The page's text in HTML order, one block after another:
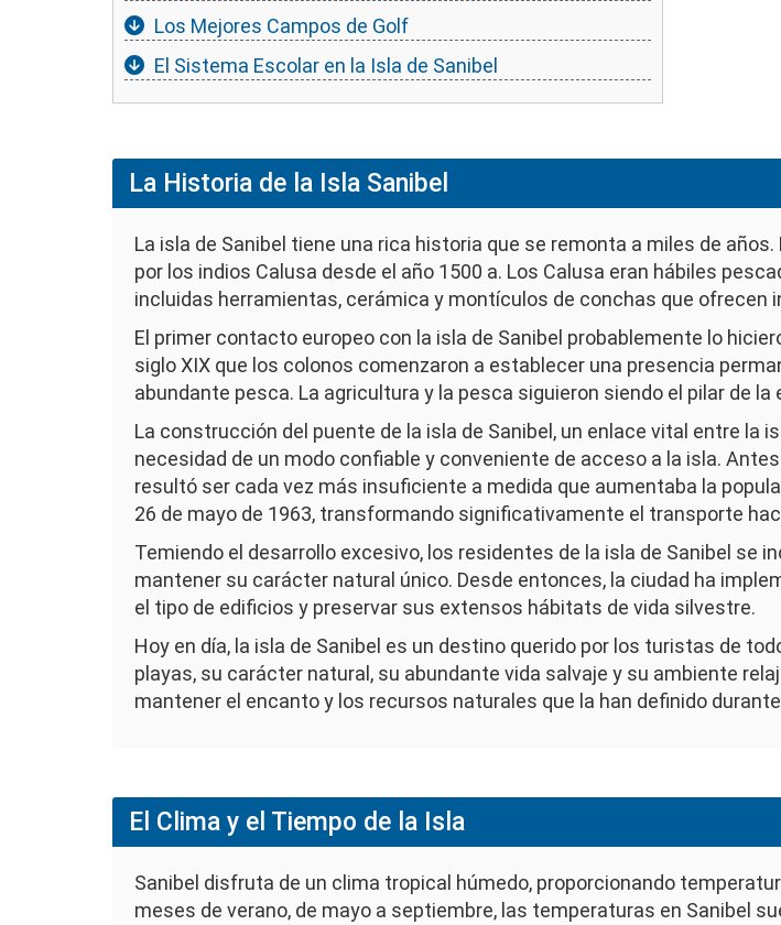
Los Mejores Campos de Golf
El Sistema Escolar en la Isla de Sanibel
La Historia de la Isla Sanibel
La isla de Sanibel tiene una rica historia que se remonta a miles de
por los indios Calusa desde el año 1500 a. Los Calusa eran hábiles
incluidas herramientas, cerámica y montículos de conchas que ofrecen
El primer contacto europeo con la isla de Sanibel probablemente lo
siglo XIX que los colonos comenzaron a establecer una presencia
abundante pesca. La agricultura y la pesca siguieron siendo el pilar de
La construcción del puente de la isla de Sanibel, un enlace vital entre la
necesidad de un modo confiable y conveniente de acceso a la isla.
resultó ser cada vez más insuficiente a medida que aumentaba la
26 de mayo de 1963, transformando significativamente el transporte
Temiendo el desarrollo excesivo, los residentes de la isla de Sanibel se
mantener su carácter natural único. Desde entonces, la ciudad ha
el tipo de edificios y preservar sus extensos hábitats de vida silvestre.
Hoy en día, la isla de Sanibel es un destino querido por los turistas de
playas, su carácter natural, su abundante vida salvaje y su ambiente
mantener el encanto y los recursos naturales que la han definido
El Clima y el Tiempo de la Isla
Sanibel disfruta de un clima tropical húmedo, proporcionando
meses de verano, de mayo a septiembre, las temperaturas en Sanibel